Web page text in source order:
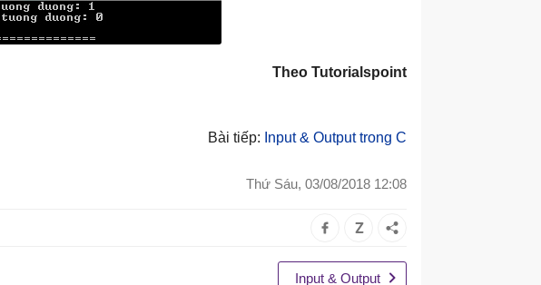
Theo Tutorialspoint
Bài tiếp: Input & Output trong C
Thứ Sáu, 03/08/2018 12:08
Input & Output